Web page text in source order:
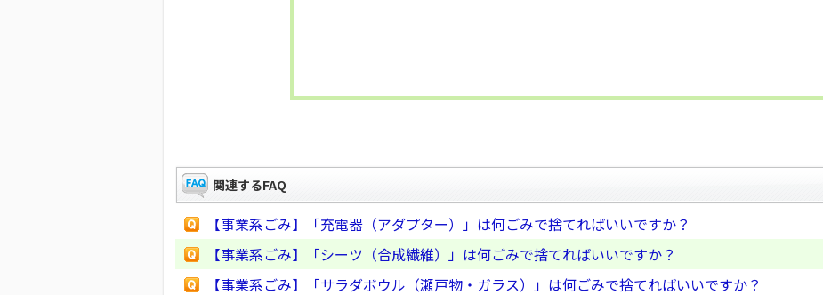
関連するFAQ
【事業系ごみ】「充電器（アダプター）」は何ごみで捨てればいいですか？
【事業系ごみ】「シーツ（合成繊維）」は何ごみで捨てればいいですか？
【事業系ごみ】「サラダボウル（瀬戸物・ガラス）」は何ごみで捨てればいいですか？